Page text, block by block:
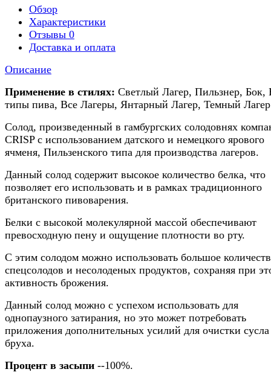
Обзор
Характеристики
Отзывы 0
Доставка и оплата
Описание
Применение в стилях: Светлый Лагер, Пильзнер, Бок,
типы пива, Все Лагеры, Янтарный Лагер, Темный Лагер
Солод, произведенный в гамбургских солодовнях
CRISP с использованием датского и немецкого ярового
ячменя, Пильзенского типа для производства лагеров.
Данный солод содержит высокое количество белка, что
позволяет его использовать и в рамках традиционного
британского пивоварения.
Белки с высокой молекулярной массой обеспечивают
превосходную пену и ощущение плотности во рту.
С этим солодом можно использовать большое
спецсолодов и несолоденых продуктов, сохраняя при
активность брожения.
Данный солод можно с успехом использовать для
однопаузного затирания, но это может потребовать
приложения дополнительных усилий для очистки сусла
бруха.
Процент в засыпи --100%.